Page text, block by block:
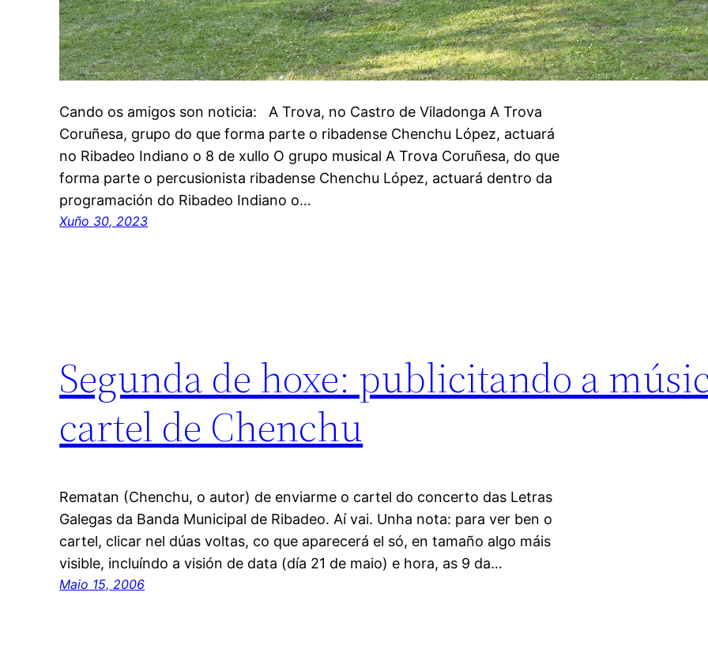
Cando os amigos son noticia: A Trova, no Castro de Viladonga A Trova
Coruñesa, grupo do que forma parte o ribadense Chenchu López, actuará
no Ribadeo Indiano o 8 de xullo O grupo musical A Trova Coruñesa, do que
forma parte o percusionista ribadense Chenchu López, actuará dentro da
programación do Ribadeo Indiano o…
Xuño 30, 2023
Segunda de hoxe: publicitando a
cartel de Chenchu
Rematan (Chenchu, o autor) de enviarme o cartel do concerto das Letras
Galegas da Banda Municipal de Ribadeo. Aí vai. Unha nota: para ver ben o
cartel, clicar nel dúas voltas, co que aparecerá el só, en tamaño algo máis
visible, incluíndo a visión de data (día 21 de maio) e hora, as 9 da…
Maio 15, 2006